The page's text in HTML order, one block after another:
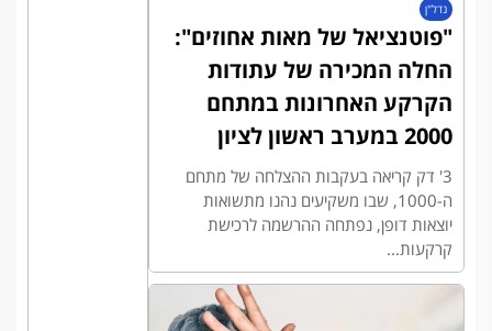
נדל"ן
"פוטנציאל של מאות אחוזים":
החלה המכירה של עתודות
הקרקע האחרונות במתחם
2000 במערב ראשון לציון
3' דק קריאה בעקבות ההצלחה של מתחם
ה-1000, שבו משקיעים נהנו מתשואות
יוצאות דופן, נפתחה ההרשמה לרכישת
קרקעות...